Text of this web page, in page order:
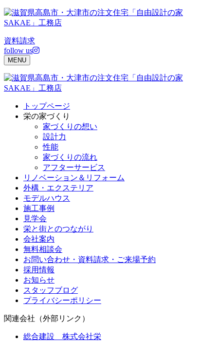
Skip
to
content
資料請求
follow us
MENU
トップページ
栄の家づくり
家づくりの想い
設計力
性能
家づくりの流れ
アフターサービス
リノベーション＆リフォーム
外構・エクステリア
モデルハウス
施工事例
見学会
栄と街とのつながり
会社案内
無料相談会
お問い合わせ・資料請求・ご来場予約
採用情報
お知らせ
スタッフブログ
プライバシーポリシー
関連会社（外部リンク）
総合建設 株式会社栄